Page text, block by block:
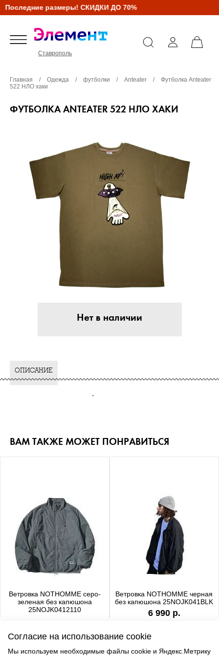
Последние размеры! СКИДКИ ДО 70%
Ставрополь
Главная / Одежда / футболки / Anteater /
Футболка Anteater
522 НЛО хаки
ФУТБОЛКА ANTEATER 522 НЛО ХАКИ
Нет в наличии
ОПИСАНИЕ
-
ВАМ ТАКЖЕ МОЖЕТ ПОНРАВИТЬСЯ
Ветровка NOTHOMME серо-
зеленая без капюшона
25NOJK0412110
Ветровка NOTHOMME черная
без капюшона 25NOJK041BLK
6 990 р.
Согласие на использование cookie
Мы используем необходимые файлы cookie и Яндекс.Метрику